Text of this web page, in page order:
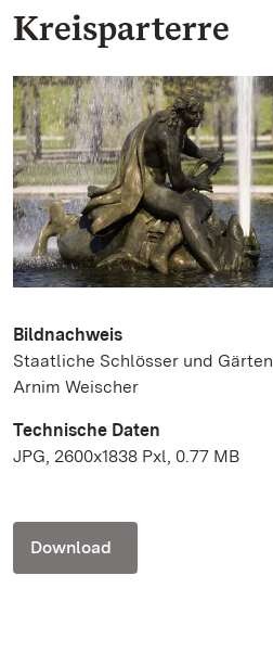
Kreisparterre
Bildnachweis
Staatliche Schlösser und
Arnim Weischer
Technische Daten
JPG, 2600x1838 Pxl, 0.77 MB
Download